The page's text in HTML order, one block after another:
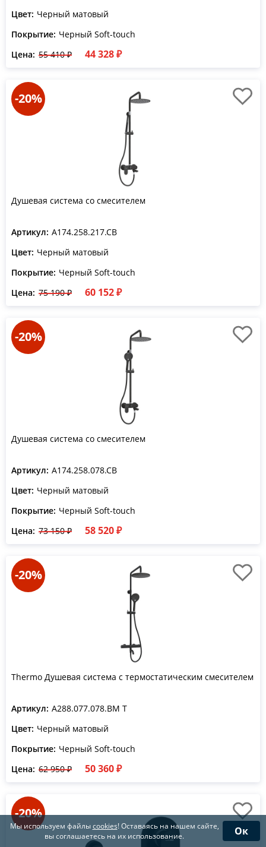
Цвет: Черный матовый
Покрытие: Черный Soft-touch
Цена: 55 410 ₽ 44 328 ₽
-20%
Душевая система со смесителем
Артикул: A174.258.217.CB
Цвет: Черный матовый
Покрытие: Черный Soft-touch
Цена: 75 190 ₽ 60 152 ₽
-20%
Душевая система со смесителем
Артикул: A174.258.078.CB
Цвет: Черный матовый
Покрытие: Черный Soft-touch
Цена: 73 150 ₽ 58 520 ₽
-20%
Thermo Душевая система с термостатическим смесителем
Артикул: A288.077.078.BM T
Цвет: Черный матовый
Покрытие: Черный Soft-touch
Цена: 62 950 ₽ 50 360 ₽
-20%
Мы используем файлыcookies! Оставаясь на нашем сайте,
вы соглашаетесь на их использование.
Ок